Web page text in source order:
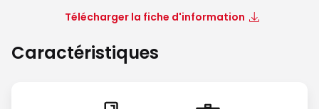
Télécharger la fiche d'information
Caractéristiques